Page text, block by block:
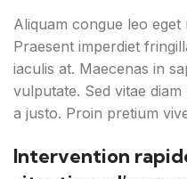
Aliquam congue leo
Praesent imperdiet
iaculis at. Maecenas in
vulputate. Sed vitae
a justo. Proin pretium
Intervention